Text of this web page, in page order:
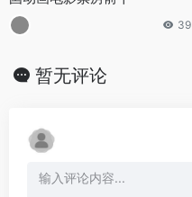
39
暂无评论